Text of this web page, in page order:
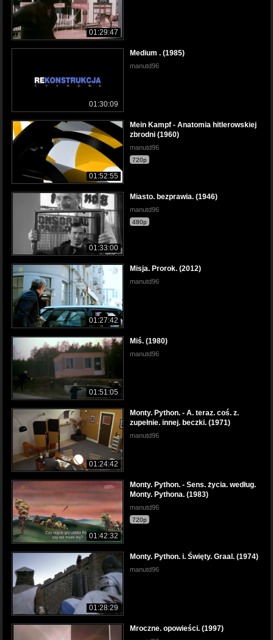
01:29:47
01:30:09
Medium . (1985)
manutd96
01:52:55
Mein Kampf - Anatomia hitlerowskiej
zbrodni (1960)
manutd96
720p
01:33:00
Miasto. bezprawia. (1946)
manutd96
480p
01:27:42
Misja. Prorok. (2012)
manutd96
01:51:05
Miś. (1980)
manutd96
01:24:42
Monty. Python. - A. teraz. coś. z.
zupełnie. innej. beczki. (1971)
manutd96
01:42:32
Monty. Python. - Sens. życia. według.
Monty. Pythona. (1983)
manutd96
720p
01:28:29
Monty. Python. i. Święty. Graal. (1974)
manutd96
Mroczne. opowieści. (1997)